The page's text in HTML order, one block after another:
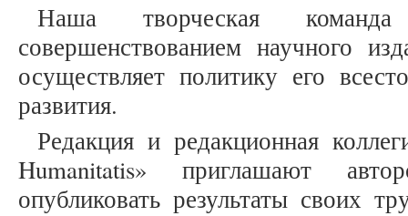
Наша творческая команда
совершенствованием научного
осуществляет политику его
развития.
Редакция и редакционная
Humanitatis» приглашают
опубликовать результаты своих